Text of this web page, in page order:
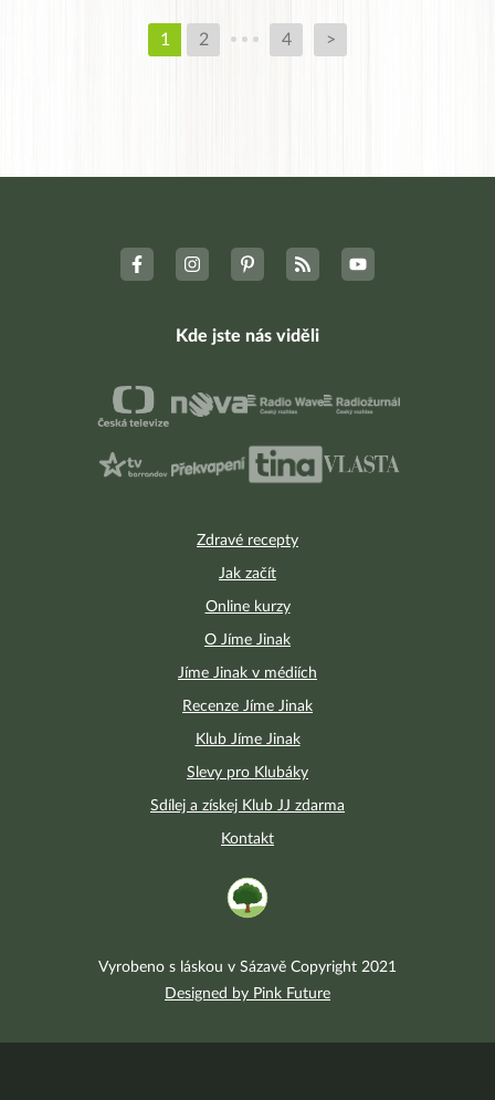
1 2 4 >
Zdravé recepty
Jak začít
Online kurzy
O Jíme Jinak
Jíme Jinak v médiích
Recenze Jíme Jinak
Klub Jíme Jinak
Slevy pro Klubáky
Sdílej a získej Klub JJ zdarma
Kontakt
Kde jste nás viděli
Vyrobeno s láskou v Sázavě Copyright 2021
Designed by Pink Future